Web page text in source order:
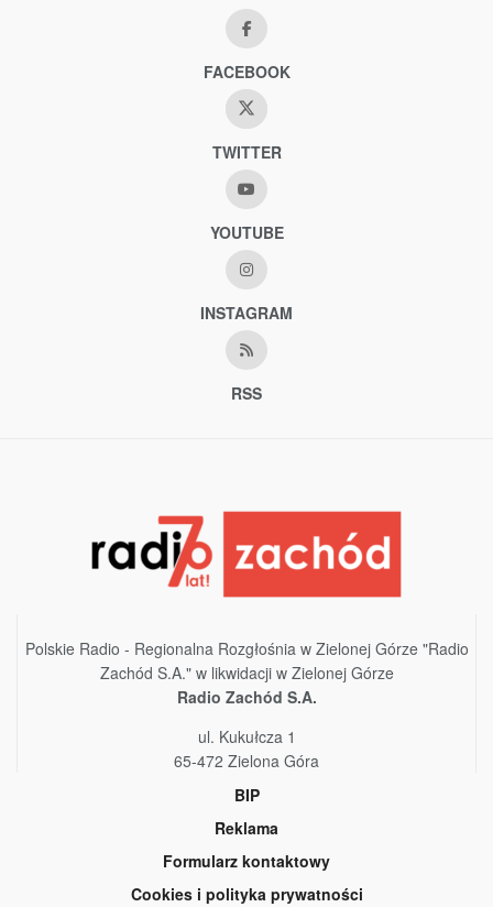
FACEBOOK
TWITTER
YOUTUBE
INSTAGRAM
RSS
Polskie Radio - Regionalna Rozgłośnia w Zielonej Górze "Radio
Zachód S.A." w likwidacji w Zielonej Górze
Radio Zachód S.A.
ul. Kukułcza 1
65-472 Zielona Góra
BIP
Reklama
Formularz kontaktowy
Cookies i polityka prywatności